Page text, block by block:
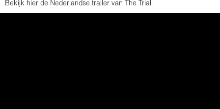
Bekijk hier de Nederlandse trailer van The Trial.